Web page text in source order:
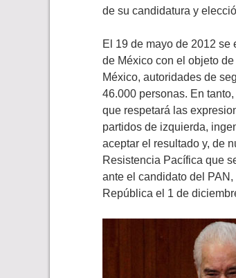
de su candidatura y
El 19 de mayo de 2012
de México con el objeto
México, autoridades de
46.000 personas. En
que respetará las
partidos de izquierda,
aceptar el resultado y, de
Resistencia Pacífica que
ante el candidato del
República el 1 de